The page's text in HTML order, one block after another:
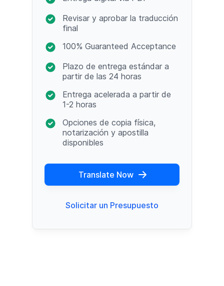
Revisar y aprobar la traducción
final
100% Guaranteed Acceptance
Plazo de entrega estándar a
partir de las 24 horas
Entrega acelerada a partir de
1-2 horas
Opciones de copia física,
notarización y apostilla
disponibles
Translate Now
Solicitar un Presupuesto